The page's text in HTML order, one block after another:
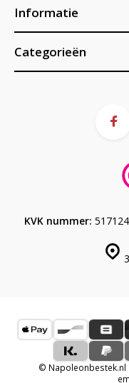
Informatie
Categorieën
KVK nummer:
© Napoleonbestek.nl